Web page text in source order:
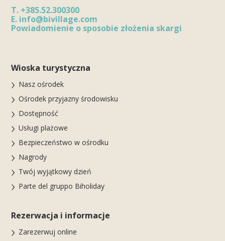
T. +385.52.300300
E. info@bivillage.com
Powiadomienie o sposobie złożenia skargi
Wioska turystyczna
Nasz ośrodek
Ośrodek przyjazny środowisku
Dostępność
Usługi plażowe
Bezpieczeństwo w ośrodku
Nagrody
Twój wyjątkowy dzień
Parte del gruppo Biholiday
Rezerwacja i informacje
Zarezerwuj online